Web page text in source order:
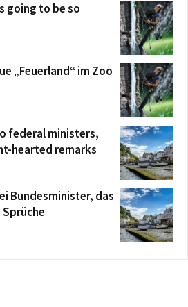
going to be so
„Feuerland“ im Zoo
federal ministers,
hearted remarks
Bundesminister, das